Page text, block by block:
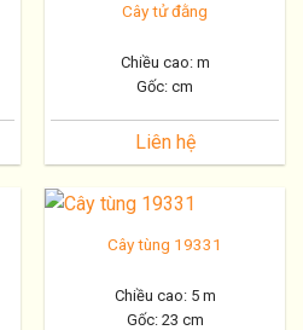
Cây tử đằng
Chiều cao: m
Gốc: cm
Liên hệ
Cây tùng 19331
Chiều cao: 5 m
Gốc: 23 cm